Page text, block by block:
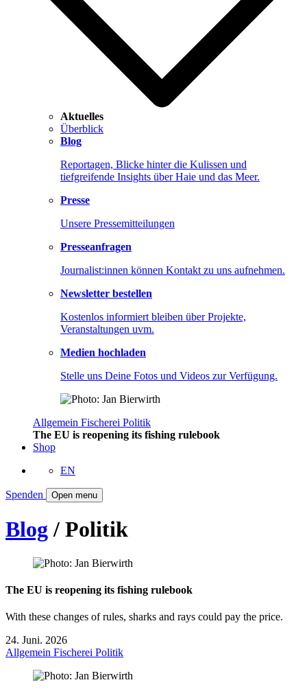
Aktuelles
Überblick
Blog
Reportagen, Blicke hinter die Kulissen und
tiefgreifende Insights über Haie und das Meer.
Presse
Unsere Pressemitteilungen
Presseanfragen
Journalist:innen können Kontakt zu uns aufnehmen.
Newsletter bestellen
Kostenlos informiert bleiben über Projekte,
Veranstaltungen uvm.
Medien hochladen
Stelle uns Deine Fotos und Videos zur Verfügung.
Allgemein Fischerei Politik
The EU is reopening its fishing rulebook
Shop
EN
Spenden Open menu
Blog/ Politik
The EU is reopening its fishing rulebook
With these changes of rules, sharks and rays could pay the price.
24. Juni. 2026
Allgemein Fischerei Politik